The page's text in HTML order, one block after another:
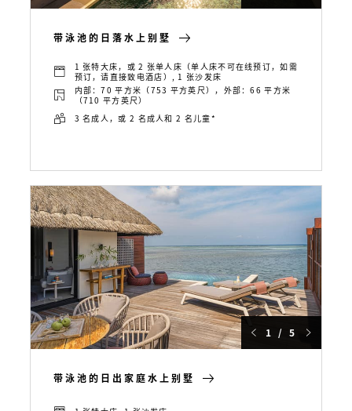
带泳池的日落水上别墅
1 张特大床，或 2 张单人床（单人床不可在线预订，如需
预订，请直接致电酒店）, 1 张沙发床
内部：70 平方米（753 平方英尺），外部：66 平方米
（710 平方英尺）
3 名成人，或 2 名成人和 2 名儿童*
1 / 5
带泳池的日出家庭水上别墅